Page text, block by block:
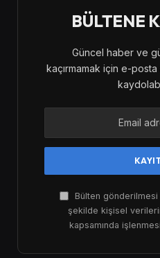
BÜLTENE
Güncel haber ve
kaçırmamak için e-
Bülten gönderilmesi
şekilde kişisel
kapsamında